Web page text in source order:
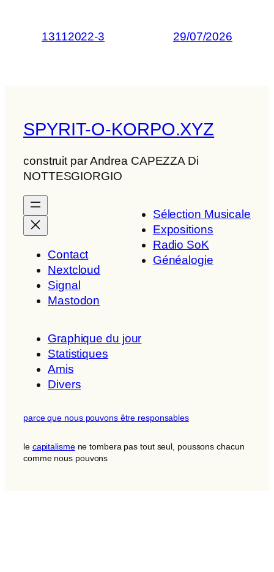
13112022-3 29/07/2026
SPYRIT-O-KORPO.XYZ
construit par Andrea CAPEZZA Di
NOTTESGIORGIO
Contact
Nextcloud
Signal
Mastodon
Sélection Musicale
Expositions
Radio SoK
Généalogie
Graphique du jour
Statistiques
Amis
Divers
parce que nous pouvons être responsables
le capitalismene tombera pas tout seul, poussons chacun
comme nous pouvons